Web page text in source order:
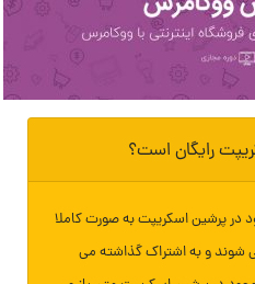
رایگان است؟
در پرشین اسکریپت به صورت کاملا
شوند و به اشتراک گذاشته می